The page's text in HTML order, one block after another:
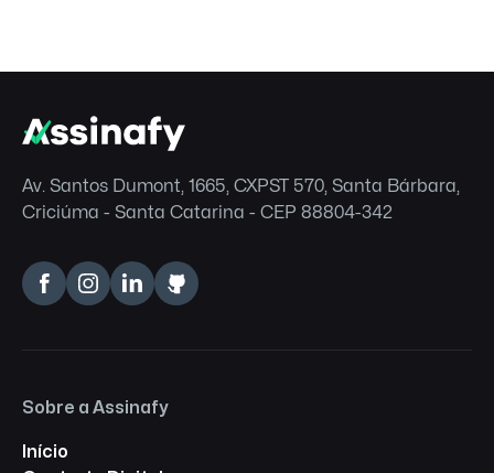
Av. Santos Dumont, 1665, CXPST 570, Santa Bárbara,
Criciúma - Santa Catarina - CEP 88804-342
Sobre a Assinafy
Início